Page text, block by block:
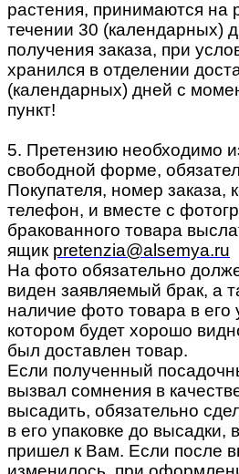
растения, принимаются на
течении 30 (календарных)
получения заказа, при
хранился в отделении
(календарных) дней с
пункт!
5. Претензию необходимо
свободной форме,
Покупателя, номер заказа,
телефон, и вместе с
бракованного товара
ящик pretenzia@alsemya.ru
На фото обязательно
виден заявляемый брак, а
наличие фото товара в его
котором будет хорошо
был доставлен товар.
Если полученный
вызвал сомнения в
высадить, обязательно
в его упаковке до высадки,
пришел к Вам. Если после